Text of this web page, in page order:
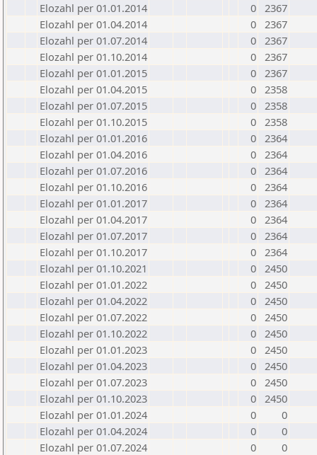
Elozahl per 01.01.2014
0 2367
Elozahl per 01.04.2014
0 2367
Elozahl per 01.07.2014
0 2367
Elozahl per 01.10.2014
0 2367
Elozahl per 01.01.2015
0 2367
Elozahl per 01.04.2015
0 2358
Elozahl per 01.07.2015
0 2358
Elozahl per 01.10.2015
0 2358
Elozahl per 01.01.2016
0 2364
Elozahl per 01.04.2016
0 2364
Elozahl per 01.07.2016
0 2364
Elozahl per 01.10.2016
0 2364
Elozahl per 01.01.2017
0 2364
Elozahl per 01.04.2017
0 2364
Elozahl per 01.07.2017
0 2364
Elozahl per 01.10.2017
0 2364
Elozahl per 01.10.2021
0 2450
Elozahl per 01.01.2022
0 2450
Elozahl per 01.04.2022
0 2450
Elozahl per 01.07.2022
0 2450
Elozahl per 01.10.2022
0 2450
Elozahl per 01.01.2023
0 2450
Elozahl per 01.04.2023
0 2450
Elozahl per 01.07.2023
0 2450
Elozahl per 01.10.2023
0 2450
Elozahl per 01.01.2024
0
0
Elozahl per 01.04.2024
0
0
Elozahl per 01.07.2024
0
0